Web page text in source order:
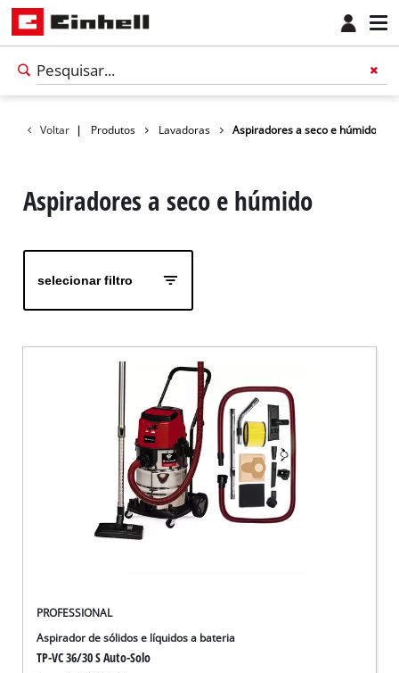
Voltar | Produtos Lavadoras Aspiradores a seco e húmido
Aspiradores a seco e húmido
selecionar filtro
PROFESSIONAL
Aspirador de sólidos e líquidos a bateria
TP-VC 36/30 S Auto-Solo